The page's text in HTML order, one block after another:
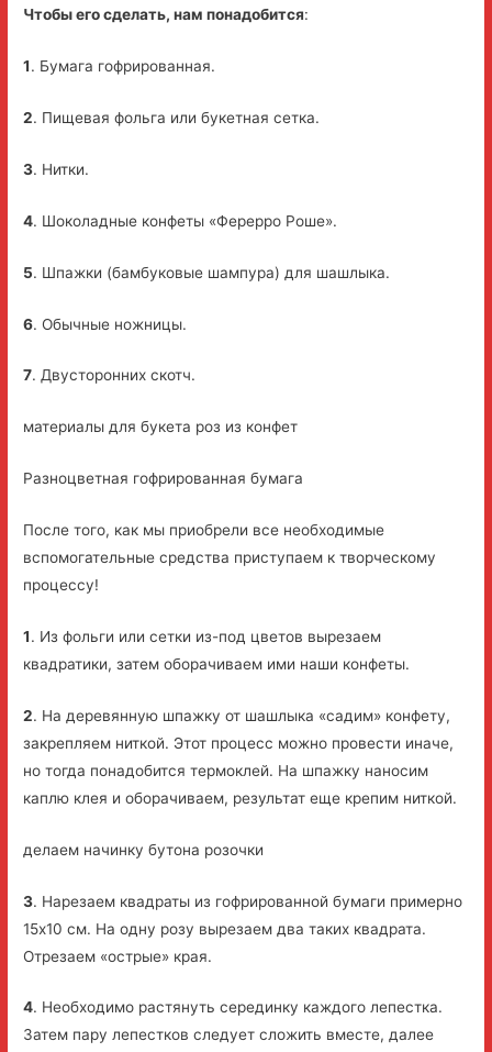
Чтобы его сделать, нам понадобится:
1. Бумага гофрированная.
2. Пищевая фольга или букетная сетка.
3. Нитки.
4. Шоколадные конфеты «Ферерро Роше».
5. Шпажки (бамбуковые шампура) для шашлыка.
6. Обычные ножницы.
7. Двусторонних скотч.
материалы для букета роз из конфет
Разноцветная гофрированная бумага
После того, как мы приобрели все необходимые
вспомогательные средства приступаем к творческому
процессу!
1. Из фольги или сетки из-под цветов вырезаем
квадратики, затем оборачиваем ими наши конфеты.
2. На деревянную шпажку от шашлыка «садим» конфету,
закрепляем ниткой. Этот процесс можно провести иначе,
но тогда понадобится термоклей. На шпажку наносим
каплю клея и оборачиваем, результат еще крепим ниткой.
делаем начинку бутона розочки
3. Нарезаем квадраты из гофрированной бумаги примерно
15х10 см. На одну розу вырезаем два таких квадрата.
Отрезаем «острые» края.
4. Необходимо растянуть серединку каждого лепестка.
Затем пару лепестков следует сложить вместе, далее